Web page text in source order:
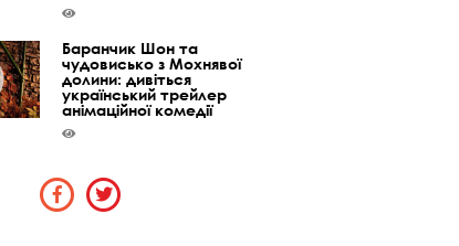
Баранчик Шон та
чудовисько з Мохнявої
долини: дивіться
український трейлер
анімаційної комедії